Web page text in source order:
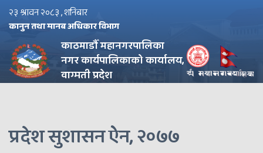
२३ श्रावन २०८३ , शनिबार
कानुन तथा मानब अधिकार विभाग
काठमाडौँ महानगरपालिका
नगर कार्यपालिकाको कार्यालय,
वाग्मती प्रदेश
प्रदेश सुशासन ऐन, २०७७